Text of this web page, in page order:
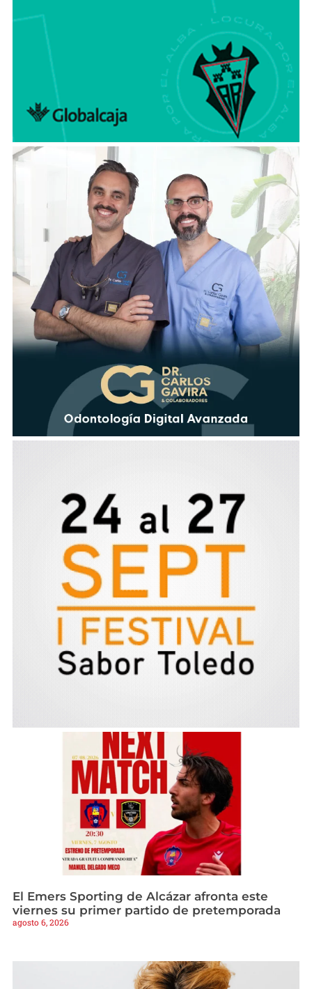
El Emers Sporting de Alcázar afronta este
viernes su primer partido de pretemporada
agosto 6, 2026